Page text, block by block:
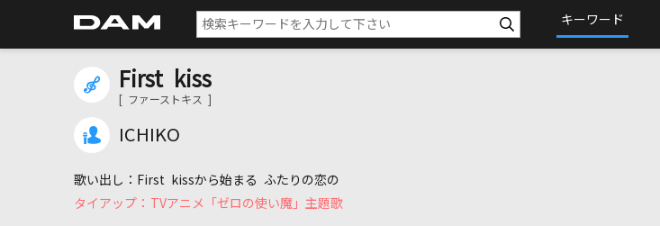
キーワード
First kiss
[ ファーストキス ]
ICHIKO
First kissから始まる ふたりの恋の
TVアニメ「ゼロの使い魔」主題歌